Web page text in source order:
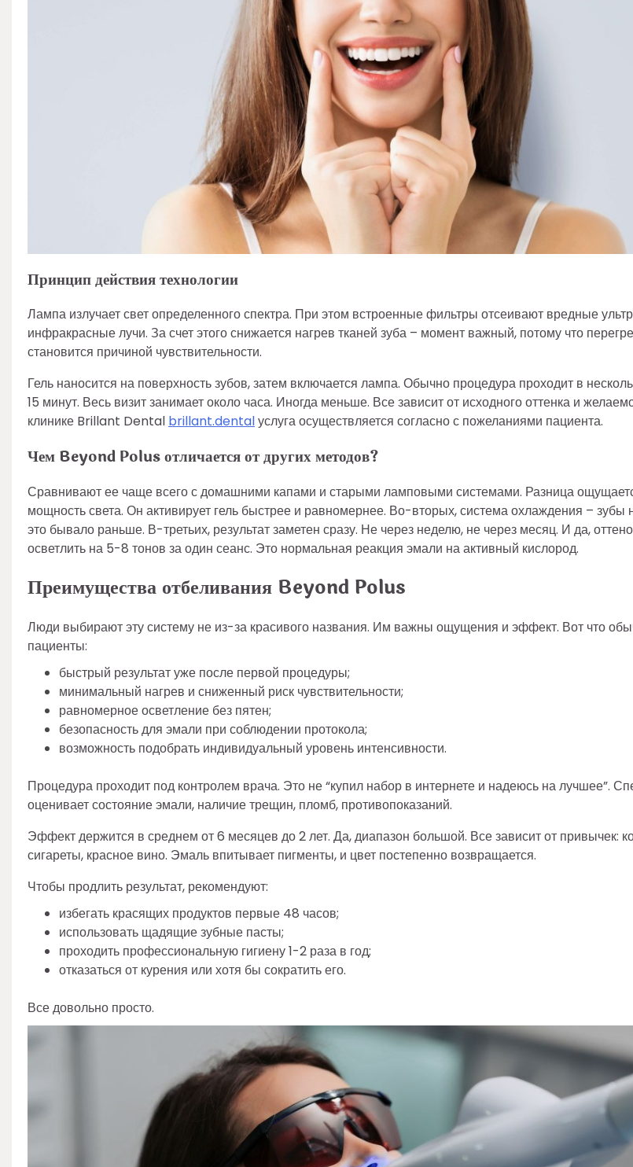
Принцип действия технологии
Лампа излучает свет определенного спектра. При этом встроенные фильтры отсеивают вредные
инфракрасные лучи. За счет этого снижается нагрев тканей зуба – момент важный, потому что
становится причиной чувствительности.
Гель наносится на поверхность зубов, затем включается лампа. Обычно процедура проходит в
15 минут. Весь визит занимает около часа. Иногда меньше. Все зависит от исходного оттенка и
клинике Brillant Dental brillant.dentalуслуга осуществляется согласно с пожеланиями пациента.
Чем Beyond Polus отличается от других методов?
Сравнивают ее чаще всего с домашними капами и старыми ламповыми системами. Разница
мощность света. Он активирует гель быстрее и равномернее. Во-вторых, система охлаждения – зубы
это бывало раньше. В-третьих, результат заметен сразу. Не через неделю, не через месяц. И да,
осветлить на 5-8 тонов за один сеанс. Это нормальная реакция эмали на активный кислород.
Преимущества отбеливания Beyond Polus
Люди выбирают эту систему не из-за красивого названия. Им важны ощущения и эффект. Вот что
пациенты:
быстрый результат уже после первой процедуры;
минимальный нагрев и сниженный риск чувствительности;
равномерное осветление без пятен;
безопасность для эмали при соблюдении протокола;
возможность подобрать индивидуальный уровень интенсивности.
Процедура проходит под контролем врача. Это не “купил набор в интернете и надеюсь на лучшее”.
оценивает состояние эмали, наличие трещин, пломб, противопоказаний.
Эффект держится в среднем от 6 месяцев до 2 лет. Да, диапазон большой. Все зависит от привычек:
сигареты, красное вино. Эмаль впитывает пигменты, и цвет постепенно возвращается.
Чтобы продлить результат, рекомендуют:
избегать красящих продуктов первые 48 часов;
использовать щадящие зубные пасты;
проходить профессиональную гигиену 1-2 раза в год;
отказаться от курения или хотя бы сократить его.
Все довольно просто.